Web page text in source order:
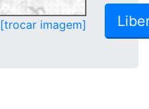
[trocar imagem]